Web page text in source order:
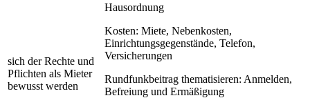
sich der Rechte und
Pflichten als Mieter
bewusst werden
Hausordnung
Kosten: Miete, Nebenkosten,
Einrichtungsgegenstände, Telefon,
Versicherungen
Rundfunkbeitrag thematisieren: Anmelden,
Befreiung und Ermäßigung